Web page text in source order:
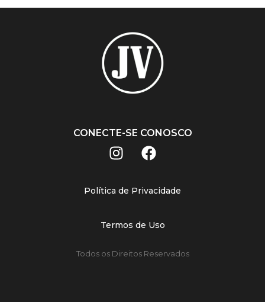
CONECTE-SE CONOSCO
Política de Privacidade
Termos de Uso
Todos os Direitos Reservados